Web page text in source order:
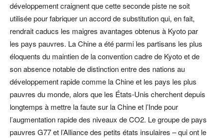
développement craignent que cette seconde piste ne soit
utilisée pour fabriquer un accord de substitution qui, en fait,
rendrait caducs les maigres avantages obtenus à Kyoto par
les pays pauvres. La Chine a été parmi les partisans les plus
éloquents du maintien de la convention cadre de Kyoto et de
son absence notable de distinction entre des nations au
développement rapide comme la Chine et les pays les plus
pauvres du monde, alors que les États-Unis cherchent depuis
longtemps à mettre la faute sur la Chine et l’Inde pour
l’augmentation rapide des niveaux de CO2. Le groupe de pays
pauvres G77 et l’Alliance des petits états insulaires – qui ont le